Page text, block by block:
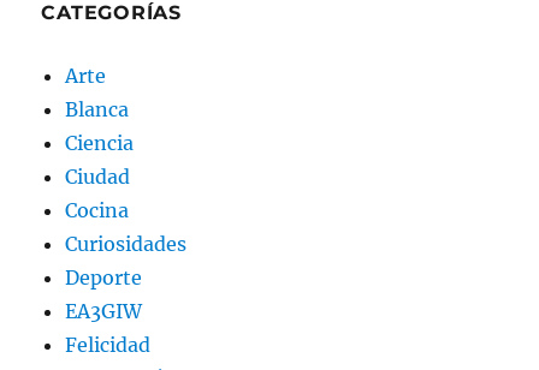
CATEGORÍAS
Arte
Blanca
Ciencia
Ciudad
Cocina
Curiosidades
Deporte
EA3GIW
Felicidad